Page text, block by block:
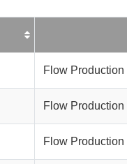
Flow
Flow
Flow